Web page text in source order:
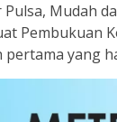
Mudah
Pembukuan
yang